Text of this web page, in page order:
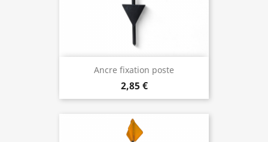
Ancre fixation poste
2,85 €